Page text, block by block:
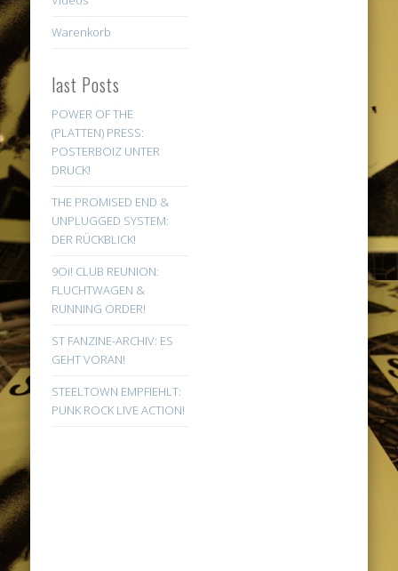
Warenkorb
last Posts
POWER OF THE
(PLATTEN) PRESS:
POSTERBOIZ UNTER
DRUCK!
THE PROMISED END &
UNPLUGGED SYSTEM:
DER RÜCKBLICK!
9Oi! CLUB REUNION:
FLUCHTWAGEN &
RUNNING ORDER!
ST FANZINE-ARCHIV: ES
GEHT VORAN!
STEELTOWN EMPFIEHLT:
PUNK ROCK LIVE ACTION!